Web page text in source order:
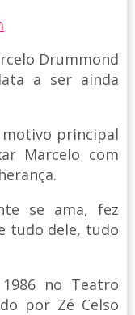
Drummond
a ser ainda
motivo principal
Marcelo com
se ama, fez
tudo dele, tudo
no Teatro
por Zé Celso